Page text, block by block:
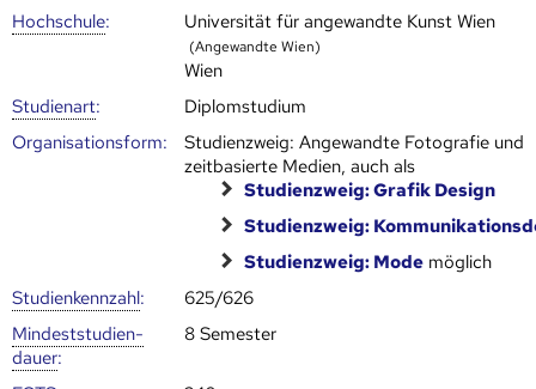
Hoch­schule: Universität für angewandte Kunst Wien
(Angewandte Wien)
Wien
Studienart:
Diplomstudium
Organisationsform:
Studienzweig: Angewandte Fotografie und
zeitbasierte Medien, auch als
Studienzweig: Grafik Design
Studienzweig:
Studienzweig: Mode möglich
Studien­kenn­zahl:
625/626
Mindest­studien­
dauer:
8 Semester